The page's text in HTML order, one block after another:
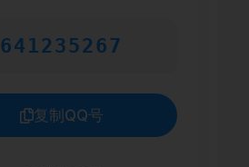
641235267
复制QQ号